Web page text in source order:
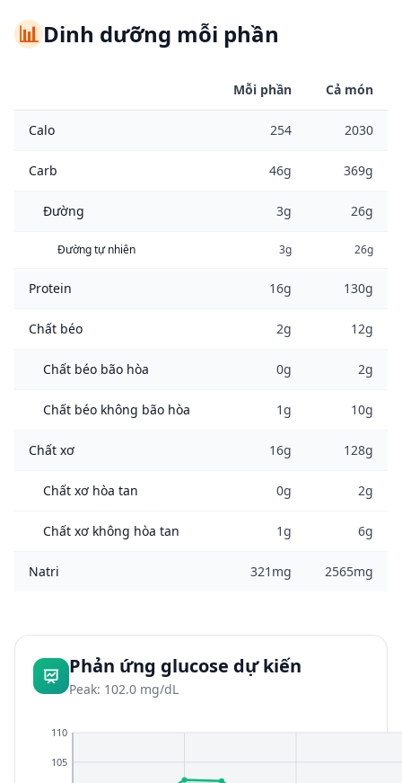
📊Dinh dưỡng mỗi phần
Mỗi phần Cả món
Calo 254 2030
Carb 46g 369g
Đường 3g 26g
Đường tự nhiên 3g 26g
Protein 16g 130g
Chất béo 2g 12g
Chất béo bão hòa 0g 2g
Chất béo không bão hòa 1g 10g
Chất xơ 16g 128g
Chất xơ hòa tan 0g 2g
Chất xơ không hòa tan 1g 6g
Natri 321mg 2565mg
Phản ứng glucose dự kiến
Peak: 102.0 mg/dL
105
110